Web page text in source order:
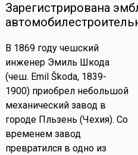
Зарегистрирована
В 1869 году чешский
инженер Эмиль Шкода
(чеш. Emil Škoda, 1839-
1900) приобрел небольшой
механический завод в
городе Пльзень (Чехия). Со
временем завод
превратился в одно из